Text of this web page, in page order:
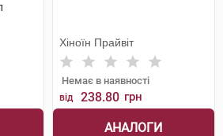
Хіноїн Прайвіт
Немає в наявності
від 238.80 грн
АНАЛОГИ